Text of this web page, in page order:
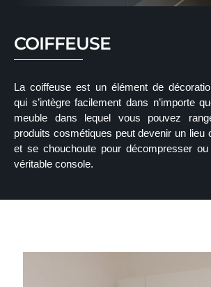
COIFFEUSE
La coiffeuse est un élément de
qui s’intègre facilement dans n’importe
meuble dans lequel vous pouvez
produits cosmétiques peut devenir un lieu
et se chouchoute pour décompresser
véritable console.